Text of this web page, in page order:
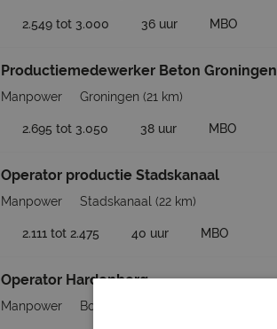
2.549 tot 3.000 36 uur MBO
Productiemedewerker Beton Groningen
Manpower Groningen (21 km)
2.695 tot 3.050 38 uur MBO
Operator productie Stadskanaal
Manpower Stadskanaal (22 km)
2.111 tot 2.475 40 uur MBO
Operator Hardenberg
Manpower Borger